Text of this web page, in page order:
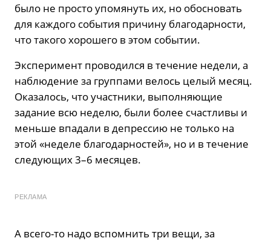
было не просто упомянуть их, но обосновать
для каждого события причину благодарности,
что такого хорошего в этом событии.
Эксперимент проводился в течение недели, а
наблюдение за группами велось целый месяц.
Оказалось, что участники, выполняющие
задание всю неделю, были более счастливы и
меньше впадали в депрессию не только на
этой «неделе благодарностей», но и в течение
следующих 3–6 месяцев.
РЕКЛАМА
А всего-то надо вспомнить три вещи, за